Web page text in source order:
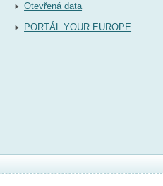
Otevřená data
PORTÁL YOUR EUROPE